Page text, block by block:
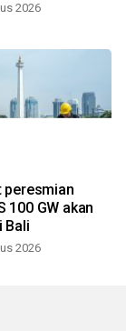
2026
peresmian
100 GW akan
Bali
2026